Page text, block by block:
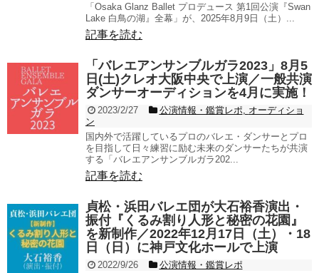
「Osaka Glanz Ballet プロデュース 第1回公演『Swan
Lake 白鳥の湖』全幕」が、2025年8月9日（土）...
記事を読む
「バレエアンサンブルガラ2023」8月5
日(土)クレオ大阪中央で上演／一般共演
ダンサーオーディションを4月に実施！
2023/2/27 公演情報・鑑賞レポ
オーディショ
ン
国内外で活躍しているプロのバレエ・ダンサーとプロ
を目指して日々練習に励む未来のダンサーたちが共演
する「バレエアンサンブルガラ202...
記事を読む
貞松・浜田バレエ団が大石裕香演出・
振付『くるみ割り人形と秘密の花園』
を新制作／2022年12月17日（土）・18
日（日）に神戸文化ホールで上演
2022/9/26
公演情報・鑑賞レポ